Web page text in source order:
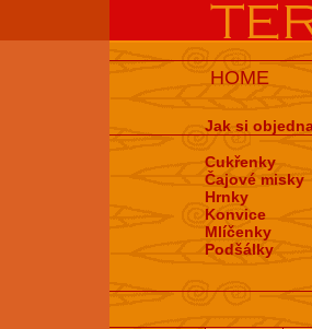
HOME
Jak si
Cukřenky
Čajové misky
Hrnky
Konvice
Mlíčenky
Podšálky